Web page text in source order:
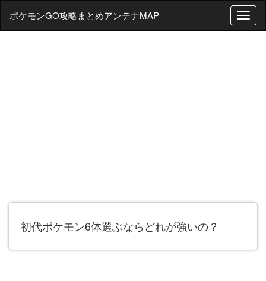
T
o
ポケモンGO攻略まとめアンテナMAP
初代ポケモン6体選ぶならどれが強いの？